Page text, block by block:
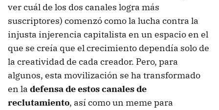
ver cuál de los dos canales logra más
suscriptores) comenzó como la lucha contra la
injusta injerencia capitalista en un espacio en el
que se creía que el crecimiento dependía solo de
la creatividad de cada creador. Pero, para
algunos, esta movilización se ha transformado
en la defensa de estos canales de
reclutamiento, así como un meme para